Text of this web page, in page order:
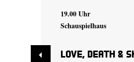
19.00 Uhr
Schauspielhaus
Love, Death &